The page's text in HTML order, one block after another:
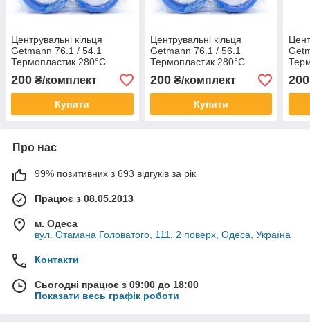
Центрувальні кільця
Getmann 76.1 / 54.1
Термопластик 280°C
200 ₴/комплект
Купити
Центрувальні кільця
Getmann 76.1 / 56.1
Термопластик 280°C
200₴/комплект
Купити
200
Про нас
99% позитивних з 693 відгуків за рік
Працює з 08.05.2013
м. Одеса
вул. Отамана Головатого, 111, 2 поверх, Одеса, Україна
Контакти
Сьогодні працює з 09:00 до 18:00
Показати весь графік роботи